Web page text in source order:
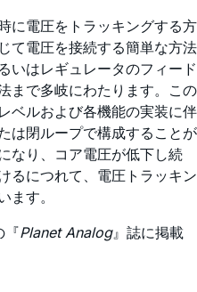
に電圧をトラッキングする方
て電圧を接続する簡単な方法
いはレギュレータのフィード
まで多岐にわたります。この
ベルおよび各機能の実装に伴
は閉ループで構成することが
なり、コア電圧が低下し続
るにつれて、電圧トラッキン
ます。
『Planet Analog』誌に掲載